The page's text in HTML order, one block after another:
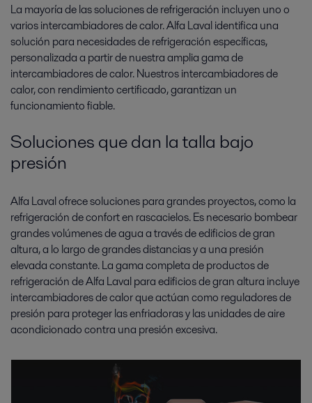
La mayoría de las soluciones de refrigeración incluyen uno o
varios intercambiadores de calor. Alfa Laval identifica una
solución para necesidades de refrigeración específicas,
personalizada a partir de nuestra amplia gama de
intercambiadores de calor. Nuestros intercambiadores de
calor, con rendimiento certificado, garantizan un
funcionamiento fiable.
Soluciones que dan la talla bajo
presión
Alfa Laval ofrece soluciones para grandes proyectos, como la
refrigeración de confort en rascacielos. Es necesario bombear
grandes volúmenes de agua a través de edificios de gran
altura, a lo largo de grandes distancias y a una presión
elevada constante. La gama completa de productos de
refrigeración de Alfa Laval para edificios de gran altura incluye
intercambiadores de calor que actúan como reguladores de
presión para proteger las enfriadoras y las unidades de aire
acondicionado contra una presión excesiva.